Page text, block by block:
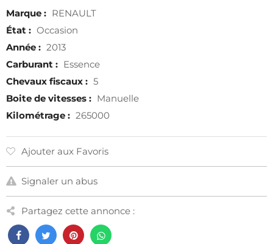
Marque : RENAULT
État : Occasion
Année : 2013
Carburant : Essence
Chevaux fiscaux : 5
Boite de vitesses : Manuelle
Kilométrage : 265000
Ajouter aux Favoris
Signaler un abus
Partagez cette annonce :